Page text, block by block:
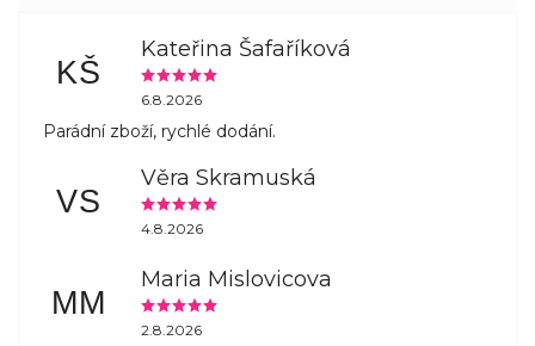
KŠ
Kateřina Šafaříková
6.8.2026
Parádní zboží, rychlé dodání.
VS
Věra Skramuská
4.8.2026
MM
Maria Mislovicova
2.8.2026